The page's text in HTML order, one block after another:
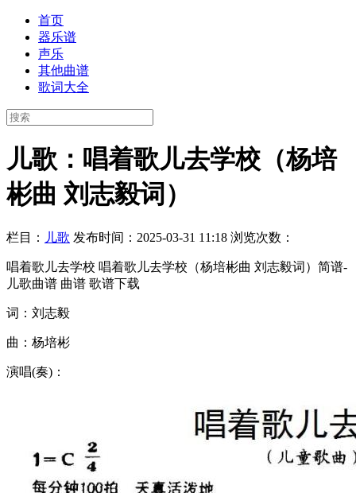
首页
器乐谱
声乐
其他曲谱
歌词大全
儿歌：唱着歌儿去学校（杨培
彬曲 刘志毅词）
栏目： 儿歌 发布时间：2025-03-31 11:18 浏览次数：
唱着歌儿去学校 唱着歌儿去学校（杨培彬曲 刘志毅词）简谱-
儿歌曲谱 曲谱 歌谱下载
词：刘志毅
曲：杨培彬
演唱(奏)：